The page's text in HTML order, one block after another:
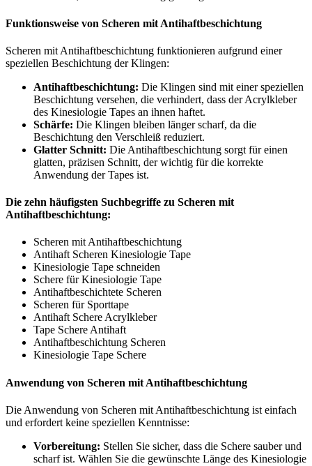
Funktionsweise von Scheren mit Antihaftbeschichtung
Scheren mit Antihaftbeschichtung funktionieren aufgrund einer
speziellen Beschichtung der Klingen:
Antihaftbeschichtung: Die Klingen sind mit einer speziellen
Beschichtung versehen, die verhindert, dass der Acrylkleber
des Kinesiologie Tapes an ihnen haftet.
Schärfe: Die Klingen bleiben länger scharf, da die
Beschichtung den Verschleiß reduziert.
Glatter Schnitt: Die Antihaftbeschichtung sorgt für einen
glatten, präzisen Schnitt, der wichtig für die korrekte
Anwendung der Tapes ist.
Die zehn häufigsten Suchbegriffe zu Scheren mit
Antihaftbeschichtung:
Scheren mit Antihaftbeschichtung
Antihaft Scheren Kinesiologie Tape
Kinesiologie Tape schneiden
Schere für Kinesiologie Tape
Antihaftbeschichtete Scheren
Scheren für Sporttape
Antihaft Schere Acrylkleber
Tape Schere Antihaft
Antihaftbeschichtung Scheren
Kinesiologie Tape Schere
Anwendung von Scheren mit Antihaftbeschichtung
Die Anwendung von Scheren mit Antihaftbeschichtung ist einfach
und erfordert keine speziellen Kenntnisse:
Vorbereitung: Stellen Sie sicher, dass die Schere sauber und
scharf ist. Wählen Sie die gewünschte Länge des Kinesiologie